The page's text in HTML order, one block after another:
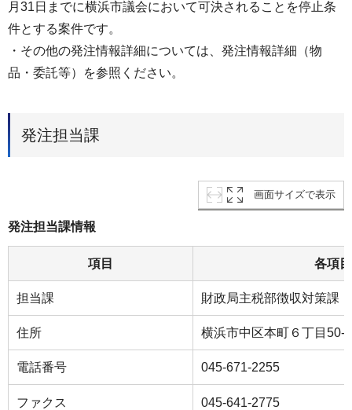
月31日までに横浜市議会において可決されることを停止条
件とする案件です。
・その他の発注情報詳細については、発注情報詳細（物
品・委託等）を参照ください。
発注担当課
画面サイズで表示
発注担当課情報
項目 各項
担当課 財政局主税部徴収対策課
住所 横浜市中区本町６丁目50-
電話番号 045-671-2255
ファクス 045-641-2775